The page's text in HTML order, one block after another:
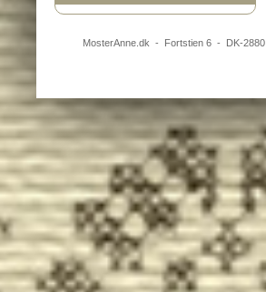
MosterAnne.dk - Fortstien 6- DK-2880